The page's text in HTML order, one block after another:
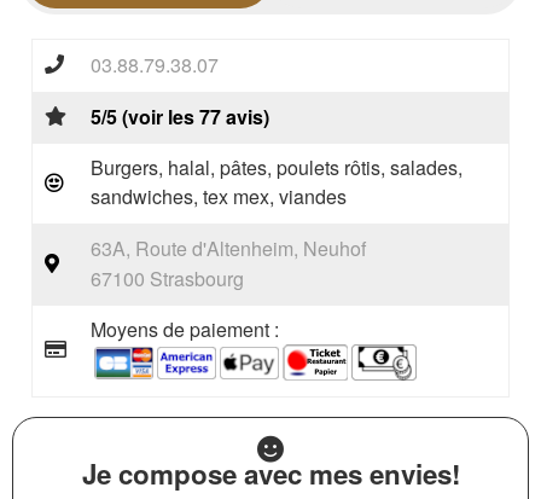
03.88.79.38.07
5/5 (voir les 77 avis)
Burgers, halal, pâtes, poulets rôtis, salades,
sandwiches, tex mex, viandes
63A, Route d'Altenheim, Neuhof
67100 Strasbourg
Moyens de paiement :
Je compose avec mes envies!